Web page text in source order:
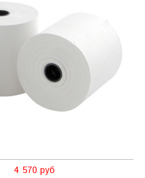
4 570 руб